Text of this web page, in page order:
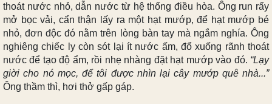
thoát nước nhỏ, dẫn nước từ hệ thống điều hòa. Ông run rẩy
mở bọc vải, cẩn thận lấy ra một hạt mướp, để hạt mướp bé
nhỏ, đơn độc đó nằm trên lòng bàn tay mà ngắm nghía. Ông
nghiêng chiếc ly còn sót lại ít nước ấm, đổ xuống rãnh thoát
nước để tạo độ ẩm, rồi nhẹ nhàng đặt hạt mướp vào đó. “Lạy
giời cho nó mọc, để tôi được nhìn lại cây mướp quê nhà...”
Ông thầm thì, hơi thở gấp gáp.